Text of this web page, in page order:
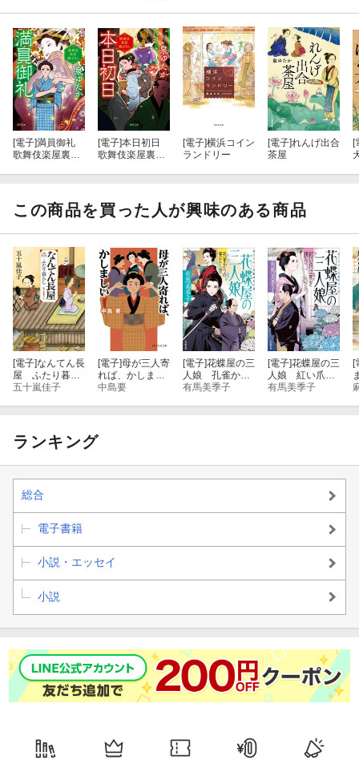
[電子]満員御礼
歌舞伎楽屋裏ば
[電子]本日初日
歌舞伎楽屋裏ば
[電子]横浜コイン
ランドリー
[電子]れんげ出合
茶屋
[
この商品を買った人が興味のある商品
[電子]なんてん長
屋 ふたり暮ら
し
五十嵐佳子
[電子]母が三人寄
れば、かしまし
い
中島要
[電子]花蝶屋の三
人娘 孔雀から
の果たし状
有馬美季子
[電子]花蝶屋の三
人娘 紅い爪は
死を誘う
有馬美季子
[
ランキング
総合
電子書籍
小説・エッセイ
小説